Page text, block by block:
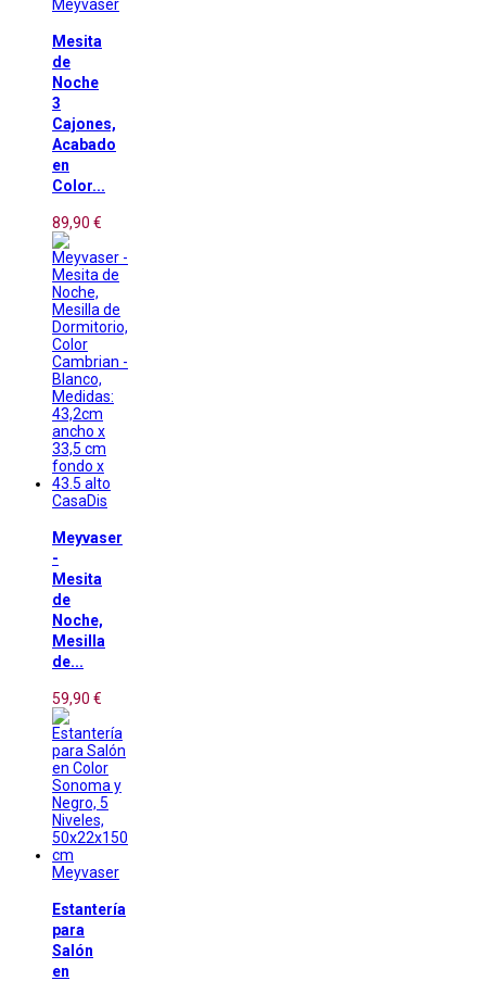
Meyvaser
Mesita
de
Noche
3
Cajones,
Acabado
en
Color...
89,90 €
CasaDis
Meyvaser
-
Mesita
de
Noche,
Mesilla
de...
59,90 €
Meyvaser
Estantería
para
Salón
en